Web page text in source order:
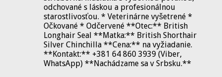
odchované s láskou a profesionálnou
starostlivosťou. * Veterinárne vyšetrené *
Očkované * Odčervené **Otec:** British
Longhair Seal **Matka:** British Shorthair
Silver Chinchilla **Cena:** na vyžiadanie.
**Kontakt:** +381 64 860 3939 (Viber,
WhatsApp) **Nachádzame sa v Srbsku.**